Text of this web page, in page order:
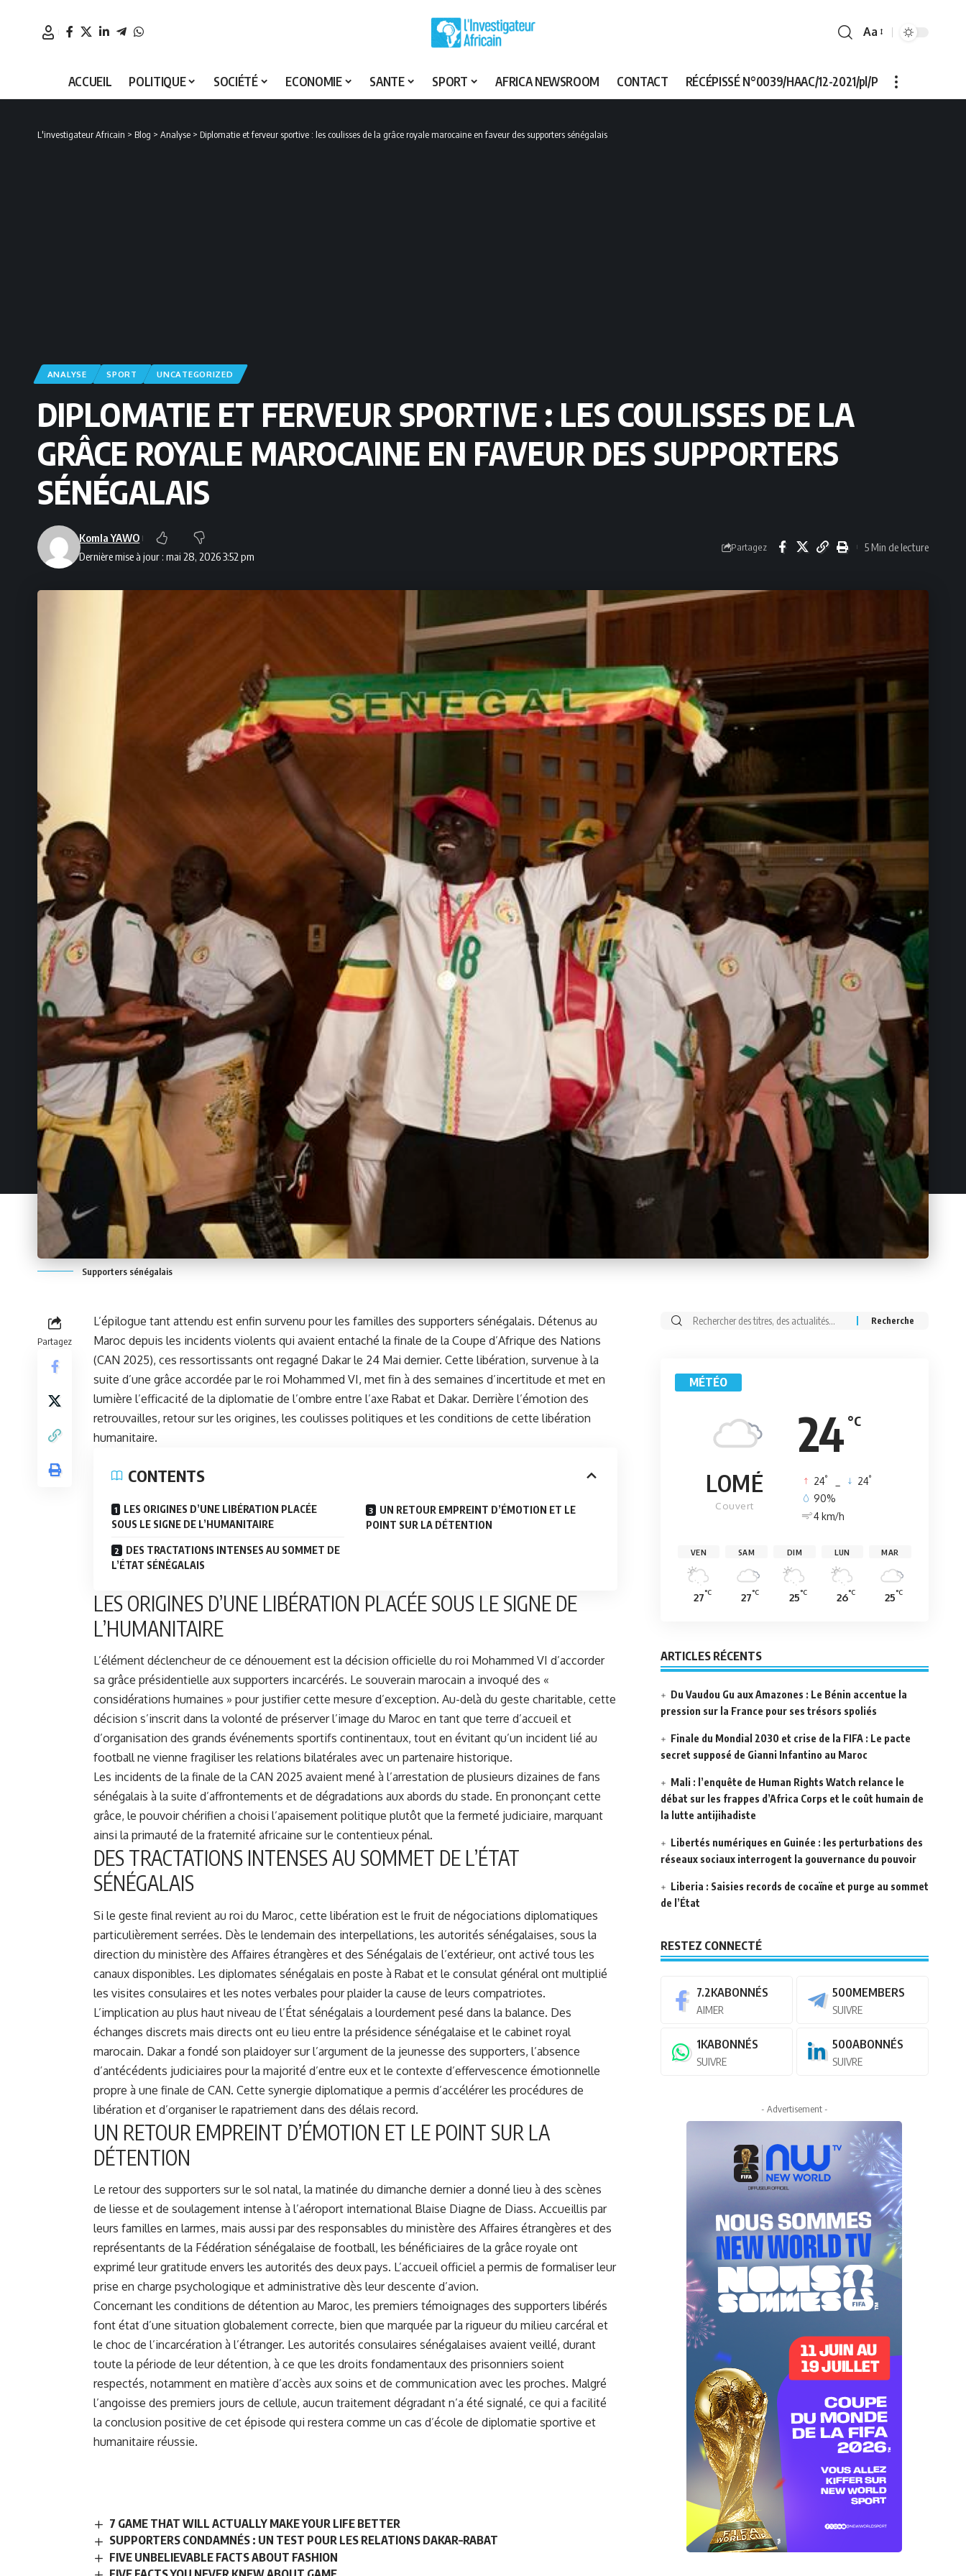
Font
Aa
ACCUEIL POLITIQUE SOCIÉTÉ ECONOMIE SANTE SPORT AFRICA NEWSROOM CONTACT RÉCÉPISSÉ N°0039/HAAC/12-2021/pl/P
L'investigateur Africain > Blog > Analyse > Diplomatie et ferveur sportive : les coulisses de la grâce royale marocaine en faveur des supporters sénégalais
ANALYSE SPORT UNCATEGORIZED
DIPLOMATIE ET FERVEUR SPORTIVE : LES COULISSES DE LA
GRÂCE ROYALE MAROCAINE EN FAVEUR DES SUPPORTERS
SÉNÉGALAIS
Dernière mise à jour : mai 28, 2026 3:52 pm
Komla YAWO
Partagez 5 Min de lecture
Supporters sénégalais
Partagez
L’épilogue tant attendu est enfin survenu pour les familles des supporters sénégalais. Détenus au
Maroc depuis les incidents violents qui avaient entaché la finale de la Coupe d’Afrique des Nations
(CAN 2025), ces ressortissants ont regagné Dakar le 24 Mai dernier. Cette libération, survenue à la
suite d’une grâce accordée parle roi Mohammed VI, met fin à des semaines d’incertitude et met en
lumière l’efficacité de la diplomatie de l’ombre entre l’axe Rabat et Dakar. Derrière l’émotion des
retrouvailles, retour sur les origines, les coulisses politiques et les conditions de cette libération
humanitaire.
CONTENTS
LES ORIGINES D’UNE LIBÉRATION PLACÉE
SOUS LE SIGNE DE L’HUMANITAIRE
DES TRACTATIONS INTENSES AU SOMMET DE
L’ÉTAT SÉNÉGALAIS
UN RETOUR EMPREINT D’ÉMOTION ET LE
POINT SUR LA DÉTENTION
LES ORIGINES D’UNE LIBÉRATION PLACÉE SOUS LE SIGNE DE
L’HUMANITAIRE
L’élément déclencheur de ce dénouement est la décision officielle du roi Mohammed VI d’accorder
sa grâce présidentielle aux supporters incarcérés. Le souverain marocain a invoqué des «
considérations humaines » pour justifier cette mesure d’exception. Au-delà du geste charitable, cette
décision s’inscrit dans la volonté de préserver l’image du Maroc en tant que terre d’accueil et
d’organisation des grands événements sportifs continentaux, tout en évitant qu’un incident lié au
football ne vienne fragiliser les relations bilatérales avec un partenaire historique.
Les incidents de la finale de la CAN 2025 avaient mené à l’arrestation de plusieurs dizaines de fans
sénégalais à la suite d’affrontements et de dégradations aux abords du stade. En prononçant cette
grâce, le pouvoir chérifien a choisi l’apaisement politique plutôt que la fermeté judiciaire, marquant
ainsi la primauté de la fraternité africaine sur le contentieux pénal.
DES TRACTATIONS INTENSES AU SOMMET DE L’ÉTAT
SÉNÉGALAIS
Si le geste final revient au roi du Maroc, cette libération est le fruit de négociations diplomatiques
particulièrement serrées. Dès le lendemain des interpellations, les autorités sénégalaises, sous la
direction du ministère des Affaires étrangères et des Sénégalais de l’extérieur, ont activé tous les
canaux disponibles. Les diplomates sénégalais en poste à Rabat et le consulat général ont multiplié
les visites consulaires et les notes verbales pour plaider la cause de leurs compatriotes.
L’implication au plus haut niveau de l’État sénégalais a lourdement pesé dans la balance. Des
échanges discrets mais directs ont eu lieu entre la présidence sénégalaise et le cabinet royal
marocain. Dakar a fondé son plaidoyer sur l’argument de la jeunesse des supporters, l’absence
d’antécédents judiciaires pour la majorité d’entre eux et le contexte d’effervescence émotionnelle
propre à une finale de CAN. Cette synergie diplomatique a permis d’accélérer les procédures de
libération et d’organiser le rapatriement dans des délais record.
UN RETOUR EMPREINT D’ÉMOTION ET LE POINT SUR LA
DÉTENTION
Le retour des supporters sur le sol natal, la matinée du dimanche dernier a donné lieu à des scènes
de liesse et de soulagement intense à l’aéroport international Blaise Diagne de Diass. Accueillis par
leurs familles en larmes, mais aussi par des responsables du ministère des Affaires étrangères et des
représentants de la Fédération sénégalaise de football, les bénéficiaires de la grâce royale ont
exprimé leur gratitude envers les autorités des deux pays. L’accueil officiel a permis de formaliser leur
prise en charge psychologique et administrative dès leur descente d’avion.
Concernant les conditions de détention au Maroc, les premiers témoignages des supporters libérés
font état d’une situation globalement correcte, bien que marquée par la rigueur du milieu carcéral et
le choc de l’incarcération à l’étranger. Les autorités consulaires sénégalaises avaient veillé, durant
toute la période de leur détention, à ce que les droits fondamentaux des prisonniers soient
respectés, notamment en matière d’accès aux soins et de communication avec les proches. Malgré
l’angoisse des premiers jours de cellule, aucun traitement dégradant n’a été signalé, ce qui a facilité
la conclusion positive de cet épisode qui restera comme un cas d’école de diplomatie sportive et
humanitaire réussie.
7 GAME THAT WILL ACTUALLY MAKE YOUR LIFE BETTER
SUPPORTERS CONDAMNÉS : UN TEST POUR LES RELATIONS DAKAR–RABAT
FIVE UNBELIEVABLE FACTS ABOUT FASHION
Rechercher:
MÉTÉO
24 °C
LOMÉ
Couvert
24° 24°
90%
4 km/h
VEN
27°C
SAM
27°C
DIM
25°C
LUN
26°C
MAR
25°C
ARTICLES RÉCENTS
Du Vaudou Gu aux Amazones : Le Bénin accentue la
pression sur la France pour ses trésors spoliés
Finale du Mondial 2030 et crise de la FIFA : Le pacte
secret supposé de Gianni Infantino au Maroc
Mali : l’enquête de Human Rights Watch relance le
débat sur les frappes d’Africa Corps et le coût humain de
la lutte antijihadiste
Libertés numériques en Guinée : les perturbations des
réseaux sociaux interrogent la gouvernance du pouvoir
Liberia : Saisies records de cocaïne et purge au sommet
de l’État
RESTEZ CONNECTÉ
7.2KABONNÉS
AIMER
500MEMBERS
SUIVRE
1KABONNÉS
SUIVRE
500ABONNÉS
SUIVRE
- Advertisement -